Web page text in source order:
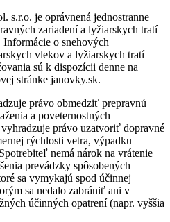
s.r.o. je oprávnená jednostranne
zariadení a lyžiarskych tratí
o snehových
vlekov a lyžiarskych tratí
sú k dispozícii denne na
stránke janovky.sk.
právo obmedziť prepravnú
a poveternostných
právo uzatvoriť dopravné
rýchlosti vetra, výpadku
nemá nárok na vrátenie
prevádzky spôsobených
sa vymykajú spod účinnej
sa nedalo zabrániť ani v
účinných opatrení (napr. vyššia